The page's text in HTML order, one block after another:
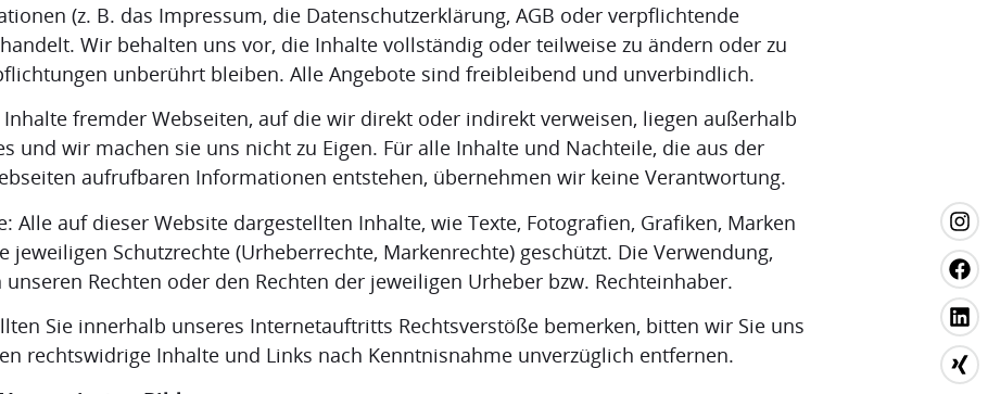
(z. B. das Impressum, die Datenschutzerklärung, AGB oder verpflichtende
Wir behalten uns vor, die Inhalte vollständig oder teilweise zu ändern oder zu
unberührt bleiben. Alle Angebote sind freibleibend und unverbindlich.
fremder Webseiten, auf die wir direkt oder indirekt verweisen, liegen außerhalb
und wir machen sie uns nicht zu Eigen. Für alle Inhalte und Nachteile, die aus der
aufrufbaren Informationen entstehen, übernehmen wir keine Verantwortung.
Alle auf dieser Website dargestellten Inhalte, wie Texte, Fotografien, Grafiken, Marken
Schutzrechte (Urheberrechte, Markenrechte) geschützt. Die Verwendung,
Rechten oder den Rechten der jeweiligen Urheber bzw. Rechteinhaber.
Sie innerhalb unseres Internetauftritts Rechtsverstöße bemerken, bitten wir Sie uns
rechtswidrige Inhalte und Links nach Kenntnisnahme unverzüglich entfernen.